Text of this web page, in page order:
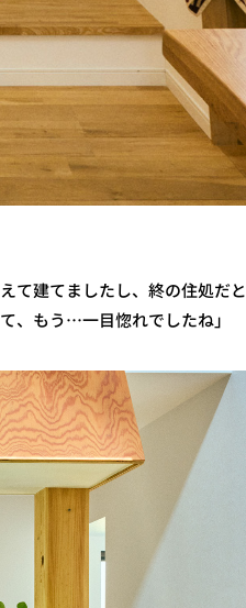
て建てましたし、終の住処だと
、もう…一目惚れでしたね」